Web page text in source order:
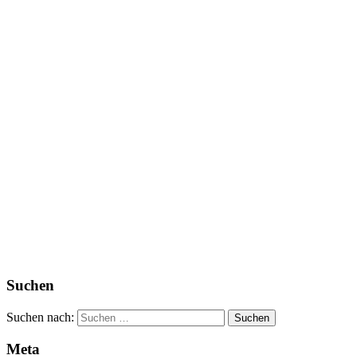
Suchen
Suchen nach:
Meta